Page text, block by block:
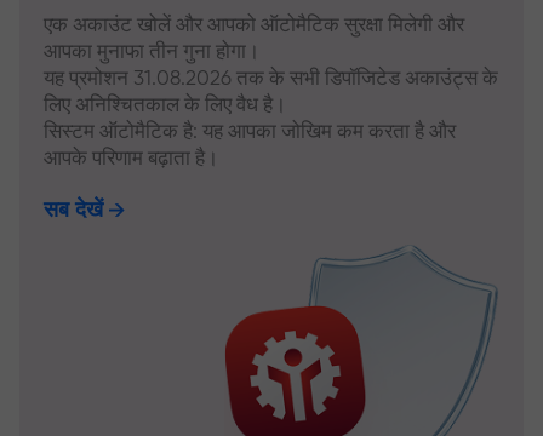
एक अकाउंट खोलें और आपको ऑटोमैटिक सुरक्षा मिलेगी और
आपका मुनाफा तीन गुना होगा।
यह प्रमोशन 31.08.2026 तक के सभी डिपॉजिटेड अकाउंट्स के
लिए अनिश्चितकाल के लिए वैध है।
सिस्टम ऑटोमैटिक है: यह आपका जोखिम कम करता है और
आपके परिणाम बढ़ाता है।
सब देखें